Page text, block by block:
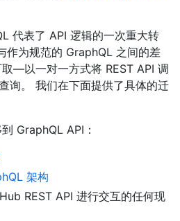
代表了 API 逻辑的一次重大转
作为规范的 GraphQL 之间的差
—以一对一方式将 REST API 调
询。 我们在下面提供了具体的迁
GraphQL API：
架构
REST API 进行交互的任何现